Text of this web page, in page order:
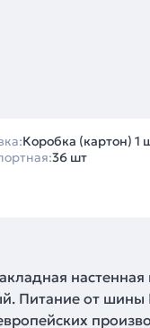
Коробка (картон) 1
36 шт
Питание от шины